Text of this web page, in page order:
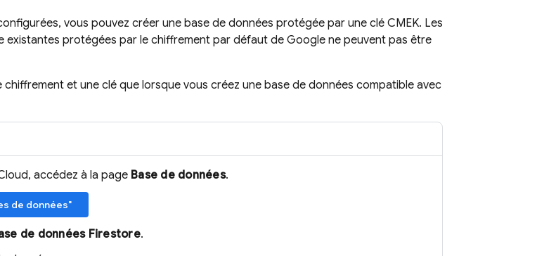
vous pouvez créer une base de données protégée par une clé CMEK. Les
existantes protégées par le chiffrement par défaut de Google ne peuvent pas être
chiffrement et une clé que lorsque vous créez une base de données compatible avec
accédez à la page Base de données.
de données"
de données Firestore.